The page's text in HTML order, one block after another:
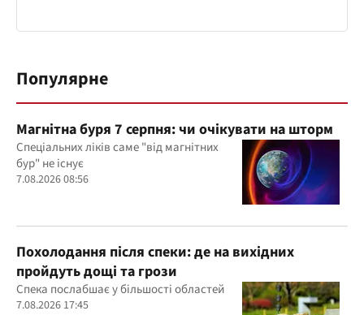
Популярне
Магнітна буря 7 серпня: чи очікувати на шторм
Спеціальних ліків саме "від магнітних
бур" не існує
7.08.2026 08:56
Похолодання після спеки: де на вихідних
пройдуть дощі та грози
Спека послабшає у більшості областей
7.08.2026 17:45